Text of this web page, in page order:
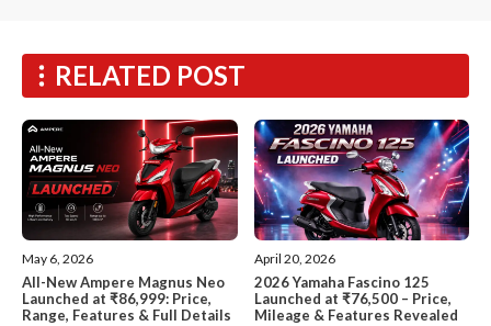
RELATED POST
May 6, 2026
All-New Ampere Magnus Neo
Launched at ₹86,999: Price,
Range, Features & Full Details
April 20, 2026
2026 Yamaha Fascino 125
Launched at ₹76,500 – Price,
Mileage & Features Revealed